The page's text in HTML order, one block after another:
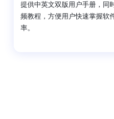
提供中英文双版用户手册，同
频教程，方便用户快速掌握软
率。